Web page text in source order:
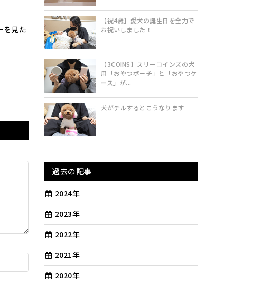
を見た
【祝4歳】愛犬の誕生日を全力で
お祝いしました！
【3COINS】スリーコインズの犬
用「おやつポーチ」と「おやつケ
ース」が...
犬がチルするとこうなります
過去の記事
2024年
2023年
2022年
2021年
2020年